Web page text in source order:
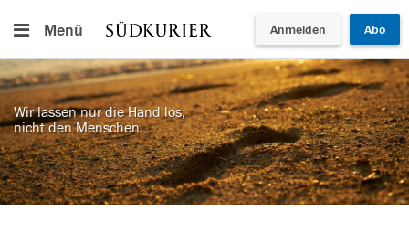
Menü Anmelden Abo
Wir lassen nur die Hand los,
nicht den Menschen.